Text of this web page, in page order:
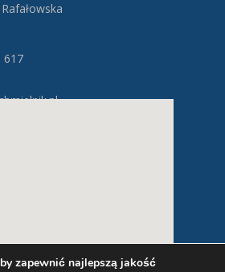
617
zapewnić najlepszą jakość